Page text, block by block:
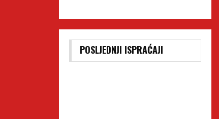
POSLJEDNJI ISPRAĆAJI